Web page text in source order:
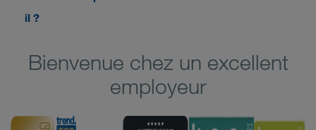
il ?
Bienvenue chez un excellent
employeur